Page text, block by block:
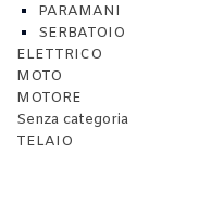
PARAMANI
SERBATOIO
ELETTRICO
MOTO
MOTORE
Senza categoria
TELAIO